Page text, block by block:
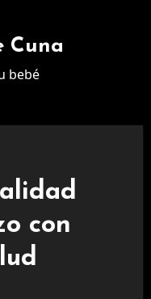
Cuna
bebé
con